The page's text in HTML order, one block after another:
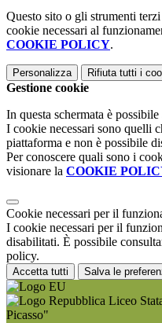
Questo sito o gli strumenti
cookie necessari al
COOKIE POLICY.
Personalizza Rifiuta tutti i
Gestione cookie
In questa schermata è
I cookie necessari sono quelli
piattaforma e non è possibile
Per conoscere quali sono i
visionare la COOKIE
Cookie necessari per il
I cookie necessari per il
disabilitati. È possibile
policy.
Accetta tutti Salva le
Liceo
Picasso"